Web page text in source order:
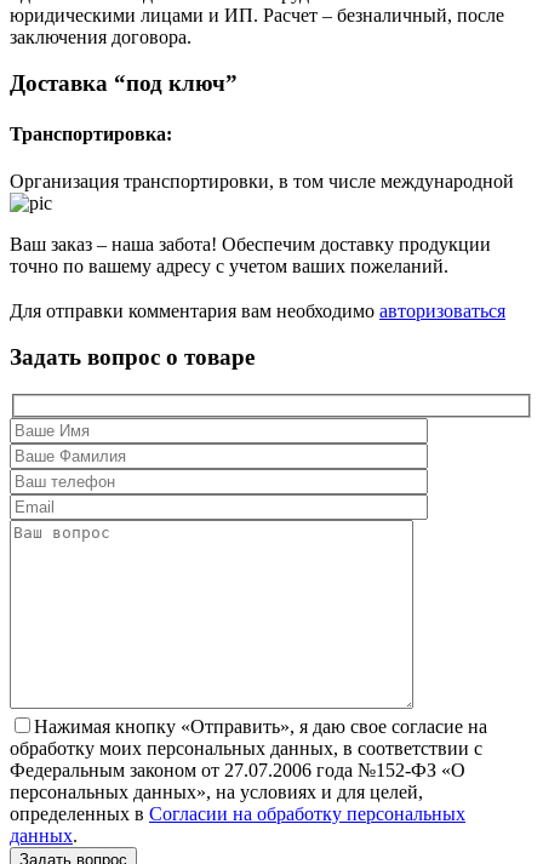
юридическими лицами и ИП. Расчет – безналичный, после
заключения договора.
Доставка “под ключ”
Транспортировка:
Организация транспортировки, в том числе международной
Ваш заказ – наша забота! Обеспечим доставку продукции
точно по вашему адресу с учетом ваших пожеланий.
Для отправки комментария вам необходимо авторизоваться
Задать вопрос о товаре
Нажимая кнопку «Отправить», я даю свое согласие на
обработку моих персональных данных, в соответствии с
Федеральным законом от 27.07.2006 года №152-ФЗ «О
персональных данных», на условиях и для целей,
определенных в Согласии на обработку персональных
данных.